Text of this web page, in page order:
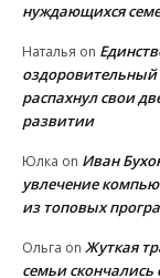
нуждающихся
Наталья on
распахнул свои
развитии
Юлка on Иван
увлечение
из топовых
Ольга on Жуткая
семьи